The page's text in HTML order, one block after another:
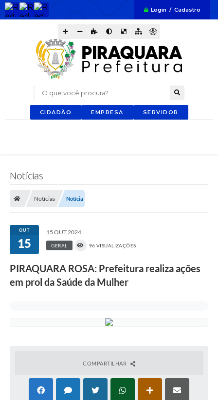
Login / Cadastro
O que você procura?
CIDADÃO EMPRESA SERVIDOR
Notícias
Notícias Notícia
OUT
15
15 OUT 2024
GERAL 96 VISUALIZAÇÕES
PIRAQUARA ROSA: Prefeitura realiza ações
em prol da Saúde da Mulher
COMPARTILHAR